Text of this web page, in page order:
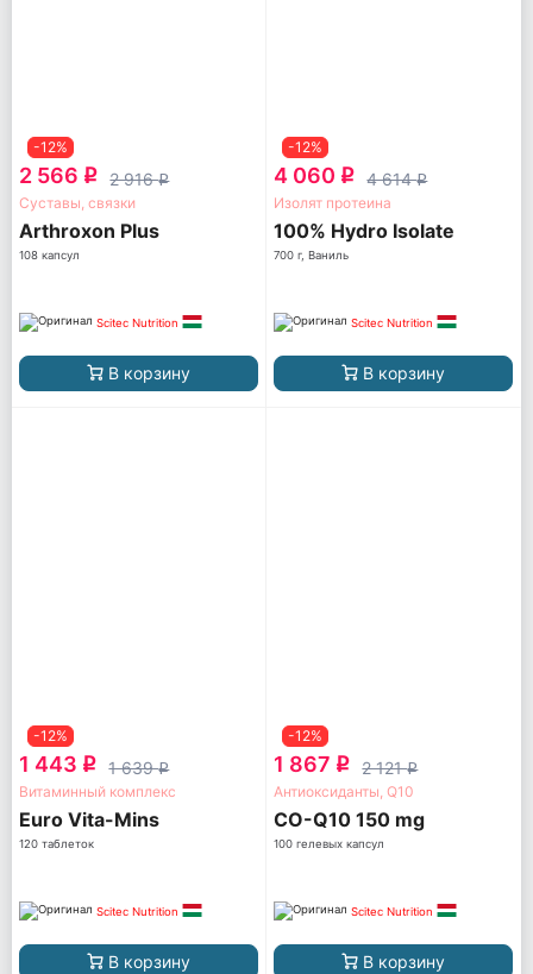
-12%
2 566 q 2 916q
Суставы, связки
Arthroxon Plus
108 капсул
Scitec Nutrition
В корзину
-12%
4 060 q 4 614q
Изолят протеина
100% Hydro Isolate
700 г, Ваниль
Scitec Nutrition
В корзину
-12%
1 443 q 1 639q
Витаминный комплекс
Euro Vita-Mins
120 таблеток
Scitec Nutrition
В корзину
-12%
1 867 q 2 121q
Антиоксиданты, Q10
CO-Q10 150 mg
100 гелевых капсул
Scitec Nutrition
В корзину